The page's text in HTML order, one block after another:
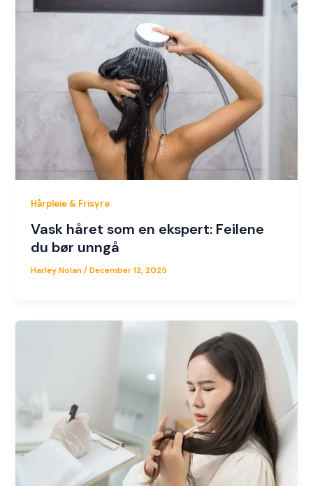
Hårpleie & Frisyre
Vask håret som en ekspert: Feilene
du bør unngå
Harley Nolan/December 12, 2025